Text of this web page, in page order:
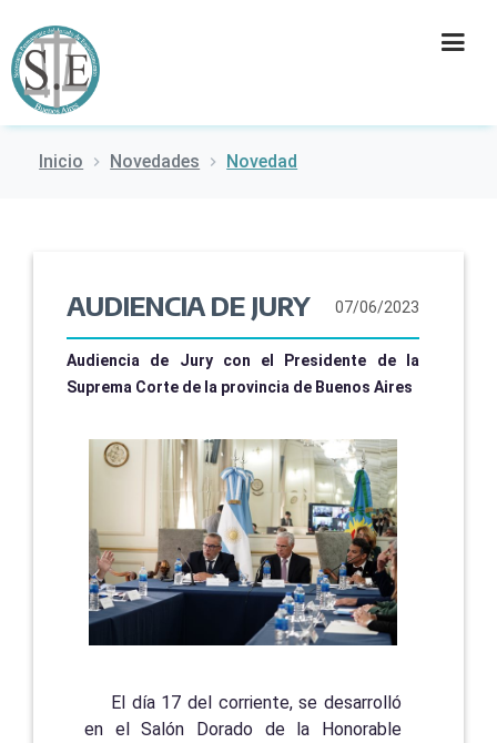
INSTITUCIÓN
CULTURA
CONTACTO
Inicio Novedades Novedad
AUDIENCIA DE JURY 07/06/2023
Audiencia de Jury con el Presidente de la
Suprema Corte de la provincia de Buenos Aires
El día 17 del corriente, se desarrolló
en el Salón Dorado de la Honorable